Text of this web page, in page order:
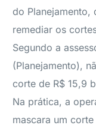
do Planejamento,
remediar os
Segundo a
(Planejamento),
corte de R$ 15,9
Na prática, a
mascara um